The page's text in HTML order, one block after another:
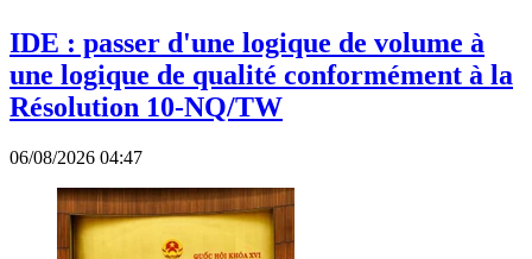
IDE : passer d'une logique de volume à
une logique de qualité conformément à la
Résolution 10-NQ/TW
06/08/2026 04:47